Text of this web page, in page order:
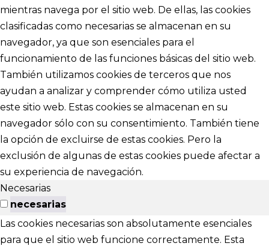
mientras navega por el sitio web. De ellas, las cookies
clasificadas como necesarias se almacenan en su
navegador, ya que son esenciales para el
funcionamiento de las funciones básicas del sitio web.
También utilizamos cookies de terceros que nos
ayudan a analizar y comprender cómo utiliza usted
este sitio web. Estas cookies se almacenan en su
navegador sólo con su consentimiento. También tiene
la opción de excluirse de estas cookies. Pero la
exclusión de algunas de estas cookies puede afectar a
su experiencia de navegación.
Necesarias
necesarias
Las cookies necesarias son absolutamente esenciales
para que el sitio web funcione correctamente. Esta